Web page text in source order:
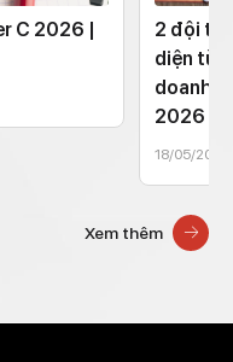
C 2026 |
2 đội thi
diện từ
doanh
2026
18/05/2026
Xem thêm